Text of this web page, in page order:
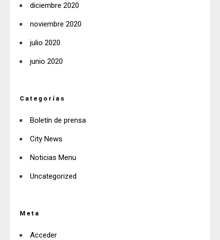
diciembre 2020
noviembre 2020
julio 2020
junio 2020
Categorías
Boletín de prensa
City News
Noticias Menu
Uncategorized
Meta
Acceder